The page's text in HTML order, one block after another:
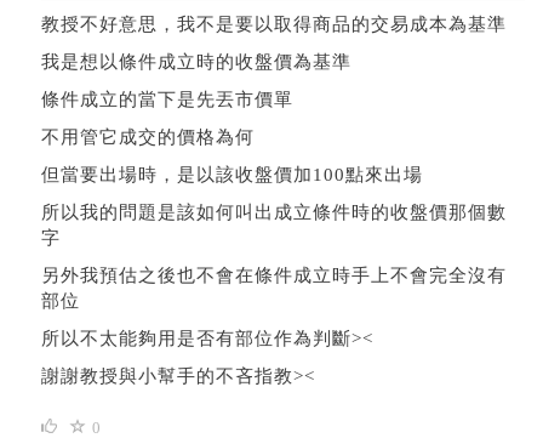
教授不好意思，我不是要以取得商品的交易成本為基準
我是想以條件成立時的收盤價為基準
條件成立的當下是先丟市價單
不用管它成交的價格為何
但當要出場時，是以該收盤價加100點來出場
所以我的問題是該如何叫出成立條件時的收盤價那個數
字
另外我預估之後也不會在條件成立時手上不會完全沒有
部位
所以不太能夠用是否有部位作為判斷><
謝謝教授與小幫手的不吝指教><
0